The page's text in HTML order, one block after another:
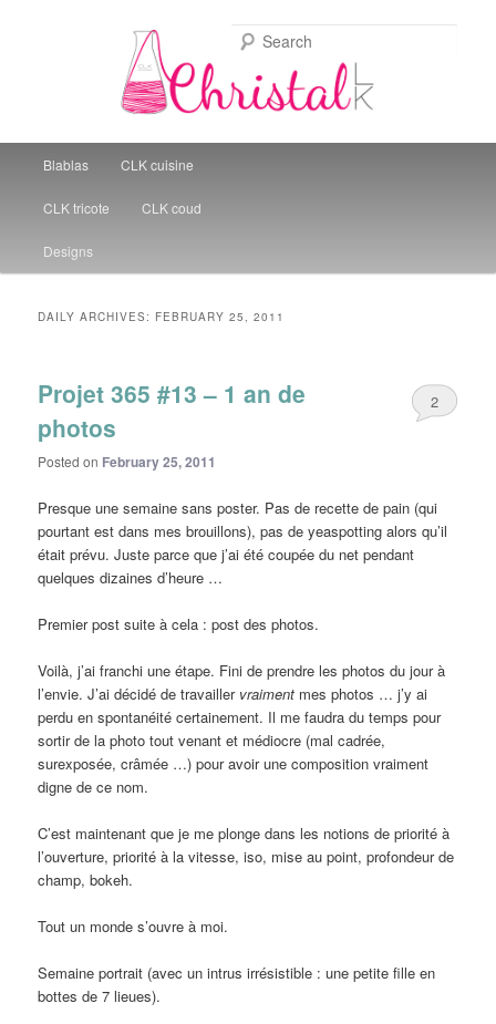
Christal Little Kitchen
Skip to primary content
Skip to secondary content
Blablas CLK cuisine
CLK tricote CLK coud
Designs
DAILY ARCHIVES: FEBRUARY 25, 2011
Projet 365 #13 – 1 an de
photos
Posted on February 25, 2011
2
Presque une semaine sans poster. Pas de recette de pain (qui
pourtant est dans mes brouillons), pas de yeaspotting alors qu’il
était prévu. Juste parce que j’ai été coupée du net pendant
quelques dizaines d’heure …
Premier post suite à cela : post des photos.
Voilà, j’ai franchi une étape. Fini de prendre les photos du jour à
l’envie. J’ai décidé de travailler vraiment mes photos … j’y ai
perdu en spontanéité certainement. Il me faudra du temps pour
sortir de la photo tout venant et médiocre (mal cadrée,
surexposée, crâmée …) pour avoir une composition vraiment
digne de ce nom.
C’est maintenant que je me plonge dans les notions de priorité à
l’ouverture, priorité à la vitesse, iso, mise au point, profondeur de
champ, bokeh.
Tout un monde s’ouvre à moi.
Semaine portrait (avec un intrus irrésistible : une petite fille en
bottes de 7 lieues).